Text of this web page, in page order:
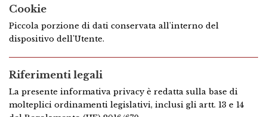
Cookie
Piccola porzione di dati conservata all'interno del
dispositivo dell'Utente.
Riferimenti legali
La presente informativa privacy è redatta sulla base di
molteplici ordinamenti legislativi, inclusi gli artt. 13 e 14